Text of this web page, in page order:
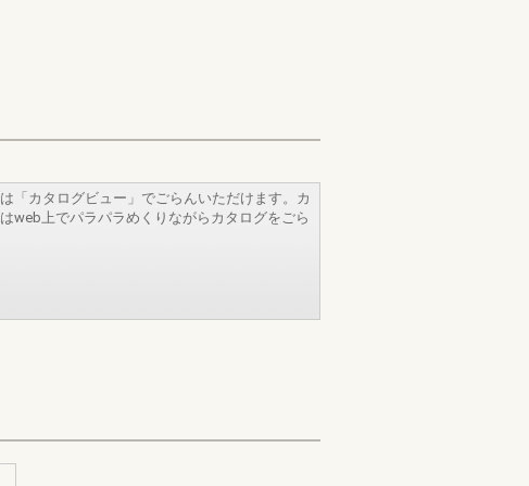
「カタログビュー」でごらんいただけます。カ
web上でパラパラめくりながらカタログをごら